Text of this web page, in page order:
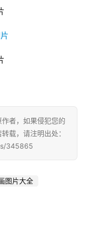
者，如果侵犯您的
载，请注明出处：
345865
图片大全